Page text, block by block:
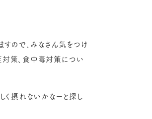
ので、みなさん気をつけ
策、食中毒対策につい
く摂れないかなーと探し